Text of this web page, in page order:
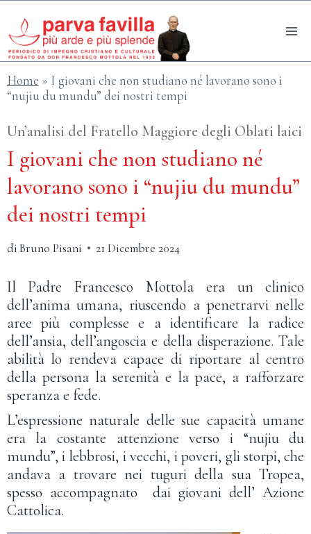
contenuto
Home » I giovani che non studiano né lavorano sono i
“nujiu du mundu” dei nostri tempi
Un’analisi del Fratello Maggiore degli Oblati laici
I giovani che non studiano né
lavorano sono i “nujiu du mundu”
dei nostri tempi
diBruno Pisani 21 Dicembre 2024
Il Padre Francesco Mottola era un clinico
dell’anima umana, riuscendo a penetrarvi nelle
aree più complesse e a identificare la radice
dell’ansia, dell’angoscia e della disperazione. Tale
abilità lo rendeva capace di riportare al centro
della persona la serenità e la pace, a rafforzare
speranza e fede.
L’espressione naturale delle sue capacità umane
era la costante attenzione verso i “nujiu du
mundu”, i lebbrosi, i vecchi, i poveri, gli storpi, che
andava a trovare nei tuguri della sua Tropea,
spesso accompagnato dai giovani dell’ Azione
Cattolica.